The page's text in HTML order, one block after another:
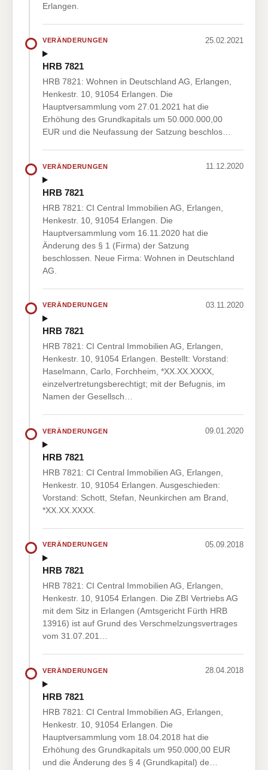
Erlangen.
VERÄNDERUNGEN 25.02.2021
HRB 7821
HRB 7821: Wohnen in Deutschland AG, Erlangen,
Henkestr. 10, 91054 Erlangen. Die
Hauptversammlung vom 27.01.2021 hat die
Erhöhung des Grundkapitals um 50.000.000,00
EUR und die Neufassung der Satzung beschlos…
VERÄNDERUNGEN 11.12.2020
HRB 7821
HRB 7821: CI Central Immobilien AG, Erlangen,
Henkestr. 10, 91054 Erlangen. Die
Hauptversammlung vom 16.11.2020 hat die
Änderung des § 1 (Firma) der Satzung
beschlossen. Neue Firma: Wohnen in Deutschland
AG.
VERÄNDERUNGEN 03.11.2020
HRB 7821
HRB 7821: CI Central Immobilien AG, Erlangen,
Henkestr. 10, 91054 Erlangen. Bestellt: Vorstand:
Haselmann, Carlo, Forchheim, *XX.XX.XXXX,
einzelvertretungsberechtigt; mit der Befugnis, im
Namen der Gesellsch…
VERÄNDERUNGEN 09.01.2020
HRB 7821
HRB 7821: CI Central Immobilien AG, Erlangen,
Henkestr. 10, 91054 Erlangen. Ausgeschieden:
Vorstand: Schott, Stefan, Neunkirchen am Brand,
*XX.XX.XXXX.
VERÄNDERUNGEN 05.09.2018
HRB 7821
HRB 7821: CI Central Immobilien AG, Erlangen,
Henkestr. 10, 91054 Erlangen. Die ZBI Vertriebs AG
mit dem Sitz in Erlangen (Amtsgericht Fürth HRB
13916) ist auf Grund des Verschmelzungsvertrages
vom 31.07.201…
VERÄNDERUNGEN 28.04.2018
HRB 7821
HRB 7821: CI Central Immobilien AG, Erlangen,
Henkestr. 10, 91054 Erlangen. Die
Hauptversammlung vom 18.04.2018 hat die
Erhöhung des Grundkapitals um 950.000,00 EUR
und die Änderung des § 4 (Grundkapital) de…